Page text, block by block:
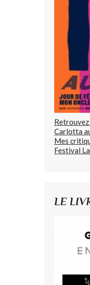
Carlotta
Mes
Festival
LE